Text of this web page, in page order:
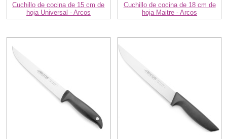
Cuchillo de cocina de 15 cm de
hoja Universal - Arcos
Cuchillo de cocina de 18 cm de
hoja Maitre - Arcos